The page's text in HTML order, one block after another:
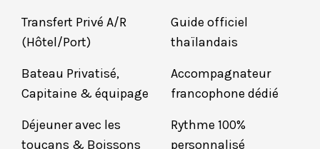
Transfert Privé A/R
(Hôtel/Port)
Guide officiel
thaïlandais
Bateau Privatisé,
Capitaine & équipage
Accompagnateur
francophone dédié
Déjeuner avec les
toucans & Boissons
Rythme 100%
personnalisé